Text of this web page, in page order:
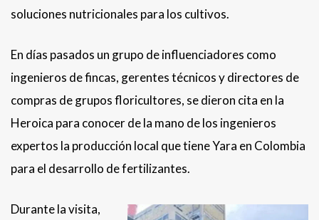
soluciones nutricionales para los cultivos.
En días pasados un grupo de influenciadores como
ingenieros de fincas, gerentes técnicos y directores de
compras de grupos floricultores, se dieron cita en la
Heroica para conocer de la mano de los ingenieros
expertos la producción local que tiene Yara en Colombia
para el desarrollo de fertilizantes.
Durante la visita,